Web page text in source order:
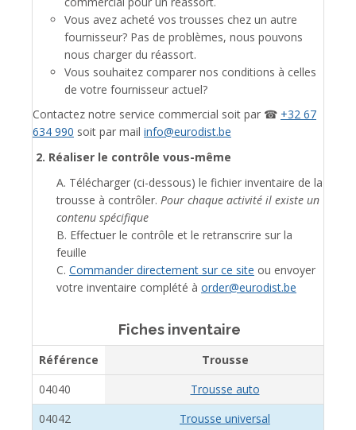
Vous avez acheté vos trousses chez un autre
fournisseur? Pas de problèmes, nous pouvons
nous charger du réassort.
Vous souhaitez comparer nos conditions à celles
de votre fournisseur actuel?
Contactez notre service commercial soit par ☎ +32 67
634 990 soit par mail info@eurodist.be
2. Réaliser le contrôle vous-même
A. Télécharger (ci-dessous) le fichier inventaire de la
trousse à contrôler. Pour chaque activité il existe un
contenu spécifique
B. Effectuer le contrôle et le retranscrire sur la
feuille
C. Commander directement sur ce site ou envoyer
votre inventaire complété à order@eurodist.be
Fiches inventaire
Référence
Trousse
04040
Trousse auto
04042
Trousse universal